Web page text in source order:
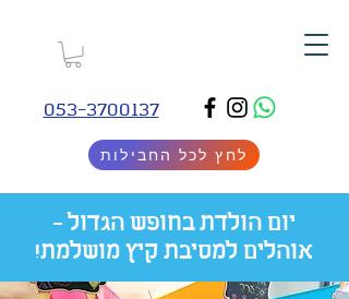
053-3700137
לחץ לכל החבילות
יום הולדת בחופש הגדול -
אוהלים למסיבת קיץ מושלמת!